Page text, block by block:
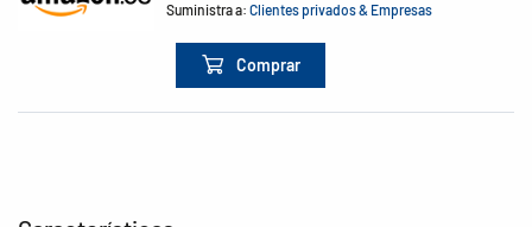
Suministra a:Clientes privados & Empresas
Comprar